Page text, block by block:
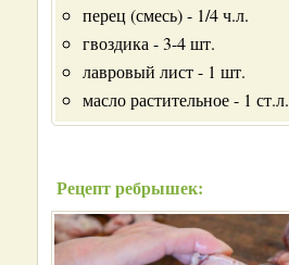
перец (смесь) - 1/4 ч.л.
гвоздика - 3-4 шт.
лавровый лист - 1 шт.
масло растительное - 1 ст.л.
Рецепт ребрышек: